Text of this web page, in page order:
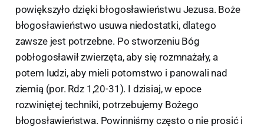
powiększyło dzięki błogosławieństwu Jezusa. Boże
błogosławieństwo usuwa niedostatki, dlatego
zawsze jest potrzebne. Po stworzeniu Bóg
pobłogosławił zwierzęta, aby się rozmnażały, a
potem ludzi, aby mieli potomstwo i panowali nad
ziemią (por. Rdz 1,20-31). I dzisiaj, w epoce
rozwiniętej techniki, potrzebujemy Bożego
błogosławieństwa. Powinniśmy często o nie prosić i